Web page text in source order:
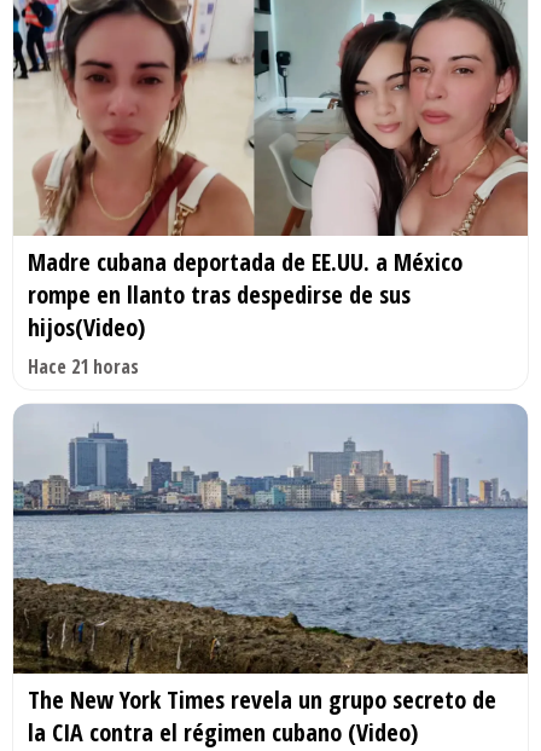
Madre cubana deportada de EE.UU. a México
rompe en llanto tras despedirse de sus
hijos(Video)
Hace 21 horas
The New York Times revela un grupo secreto de
la CIA contra el régimen cubano (Video)